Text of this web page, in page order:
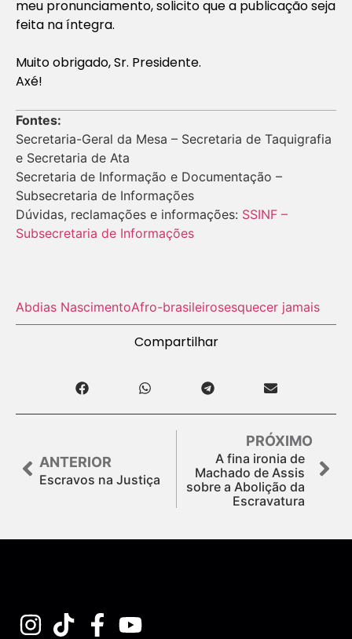
meu pronunciamento, solicito que a publicação seja
feita na íntegra.
Muito obrigado, Sr. Presidente.
Axé!
Fontes:
Secretaria-Geral da Mesa – Secretaria de Taquigrafia
e Secretaria de Ata
Secretaria de Informação e Documentação –
Subsecretaria de Informações
Dúvidas, reclamações e informações: SSINF –
Subsecretaria de Informações
Abdias NascimentoAfro-brasileirosesquecer jamais
Compartilhar
ANTERIOR
Escravos na Justiça
PRÓXIMO
A fina ironia de
Machado de Assis
sobre a Abolição da
Escravatura